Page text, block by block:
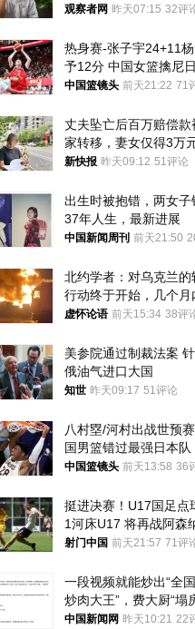
的决心
观察者网 昨天07:15 32评
热身赛-张子宇24+11
予12分 中国女篮擒尼日
亚
中国篮镜头 前天21:22 71
丈夫坠亡后百万赔偿款
家转移，妻女仅得3万
新快报 昨天09:12 51评论
出生时被抱错，两女子
37年人生，最新进展
中国新闻周刊 前天21:50
北约学者：对乌克兰的
行动终于开始，几个月
将投降
虚怀论语 前天15:34 38评
美参院通过制裁法案
俄油气进口大国
知世 昨天09:17 51评论
八村塁/河村出战世预
国男篮错过最强日本队
中国篮镜头 前天13:58 36
挺进决赛！U17国足点
1河床U17 将再战阿森
射门中国 前天21:57 71评
一段视频就能炒出“全
炒肉大王”，费大厨“塌房
吗？
中国新闻网 昨天10:21 22